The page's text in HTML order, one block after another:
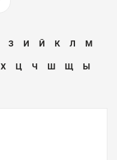
З И Ӣ К Л М
Х Ц Ч Ш Щ Ы